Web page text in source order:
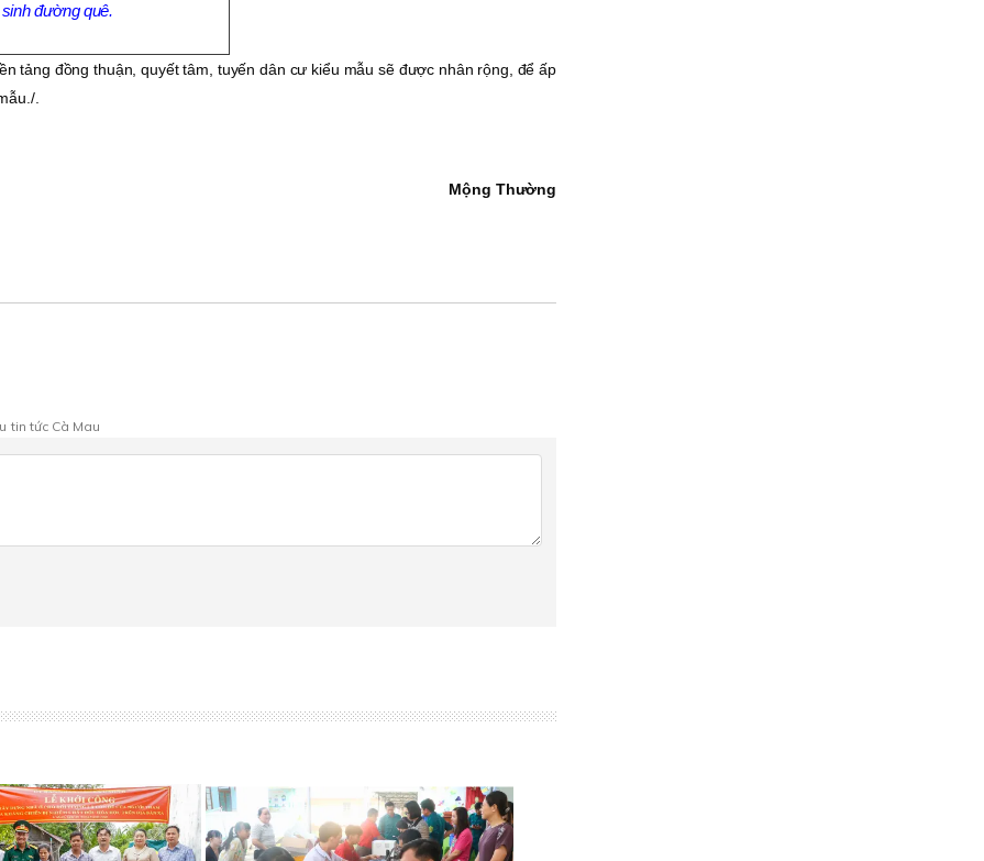
đường quê.
tảng đồng thuận, quyết tâm, tuyến dân cư kiểu mẫu sẽ được nhân rộng, để ấp
.
Mộng Thường
tin tức Cà Mau